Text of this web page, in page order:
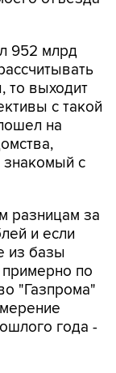
952 млрд
выходит
с такой
на
с
за
из базы
по
"Газпрома"
года -